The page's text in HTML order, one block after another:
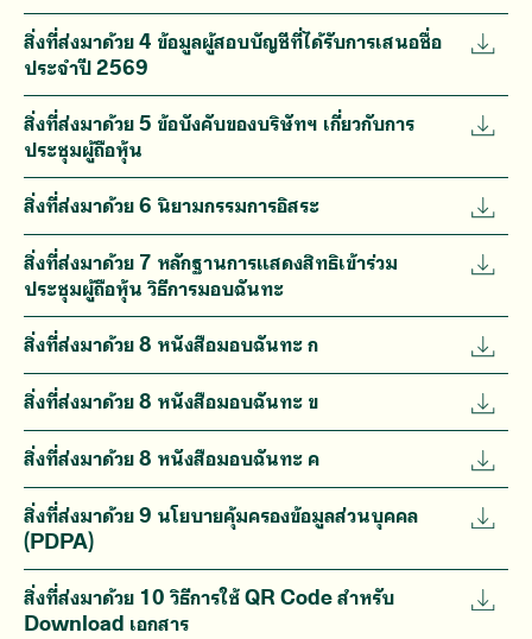
สิ่งที่ส่งมาด้วย 4 ข้อมูลผู้สอบบัญชีที่ได้รับการเสนอชื่อ
ประจำปี 2569
สิ่งที่ส่งมาด้วย 5 ข้อบังคับของบริษัทฯ เกี่ยวกับการ
ประชุมผู้ถือหุ้น
สิ่งที่ส่งมาด้วย 6 นิยามกรรมการอิสระ
สิ่งที่ส่งมาด้วย 7 หลักฐานการแสดงสิทธิเข้าร่วม
ประชุมผู้ถือหุ้น วิธีการมอบฉันทะ
สิ่งที่ส่งมาด้วย 8 หนังสือมอบฉันทะ ก
สิ่งที่ส่งมาด้วย 8 หนังสือมอบฉันทะ ข
สิ่งที่ส่งมาด้วย 8 หนังสือมอบฉันทะ ค
สิ่งที่ส่งมาด้วย 9 นโยบายคุ้มครองข้อมูลส่วนบุคคล
(PDPA)
สิ่งที่ส่งมาด้วย 10 วิธีการใช้ QR Code สำหรับ
Download เอกสาร